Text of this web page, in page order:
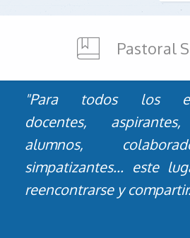
Pastoral
"Para todos los
docentes,
alumnos,
simpatizantes... este
reencontrarse y